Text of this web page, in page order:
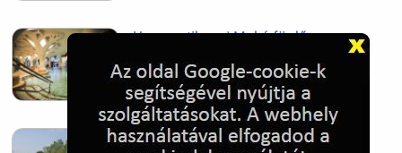
Hagymatikum | Makó fürdő
2022. Nov. 01.
Sándorfalva, Nádastó